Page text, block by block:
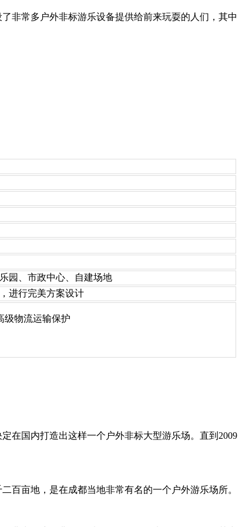
非常多户外非标游乐设备提供给前来玩耍的人们，其中
园、市政中心、自建场地
进行完美方案设计
级物流运输保护
在国内打造出这样一个户外非标大型游乐场。直到2009
百亩地，是在成都当地非常有名的一个户外游乐场所。